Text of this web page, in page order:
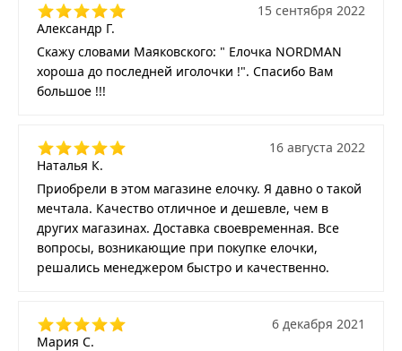
Александр Г.
15 сентября 2022
Скажу словами Маяковского: " Елочка NORDMAN
хороша до последней иголочки !". Спасибо Вам
большое !!!
Наталья К.
16 августа 2022
Приобрели в этом магазине елочку. Я давно о такой
мечтала. Качество отличное и дешевле, чем в
других магазинах. Доставка своевременная. Все
вопросы, возникающие при покупке елочки,
решались менеджером быстро и качественно.
Мария С.
6 декабря 2021